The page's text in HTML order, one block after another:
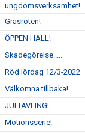
ungdomsverksamhet!
Gräsroten!
ÖPPEN HALL!
Skadegörelse.....
Röd lördag 12/3-2022
Välkomna tillbaka!
JULTÄVLING!
Motionsserie!